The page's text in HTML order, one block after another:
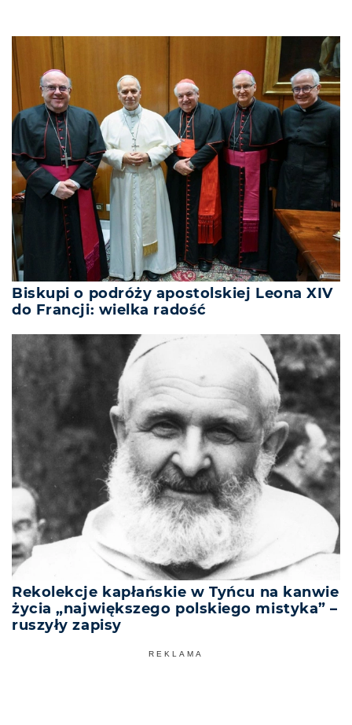
Biskupi o podróży apostolskiej Leona XIV
do Francji: wielka radość
Rekolekcje kapłańskie w Tyńcu na kanwie
życia „największego polskiego mistyka” –
ruszyły zapisy
REKLAMA